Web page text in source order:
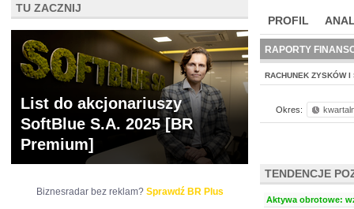
PROFIL
BR LAB
RAPORTY
RACHUNEK ZYSKÓW I
Okres:
TENDENCJE
Aktywa obrotowe:
TU ZACZNIJ
List do akcjonariuszy
SoftBlue S.A. 2025 [BR
Premium]
Biznesradar bez reklam? Sprawdź BR Plus